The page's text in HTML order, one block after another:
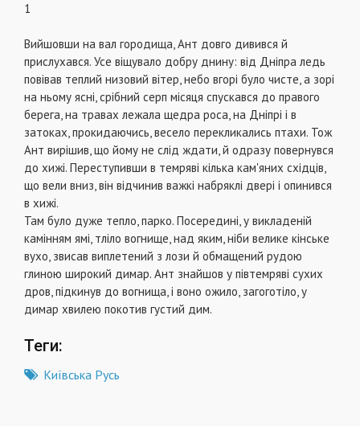
1
Вийшовши на вал городища, Ант довго дивився й
прислухався. Усе вiщувало добру днину: вiд Днiпра ледь
повiвав теплий низовий вiтер, небо вгорi було чисте, а зорi
на ньому яснi, срiбний серп мiсяця спускався до правого
берега, на травах лежала щедра роса, на Днiпрi i в
затоках, прокидаючись, весело перекликались птахи. Тож
Ант вирiшив, що йому не слiд ждати, й одразу повернувся
до хижi. Переступивши в темрявi кiлька кам'яних схiдцiв,
що вели вниз, вiн вiдчинив важкi набряклi дверi i опинився
в хижi.
Там було дуже тепло, парко. Посерединi, у викладенiй
камiнням ямi, тлiло вогнище, над яким, нiби велике кiнське
вухо, звисав виплетений з лози й обмащений рудою
глиною широкий димар. Ант знайшов у пiвтемрявi сухих
дров, пiдкинув до вогнища, i воно ожило, загоготiло, у
димар хвилею покотив густий дим.
Теги:
Київська Русь